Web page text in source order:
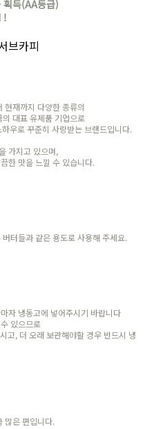
획득(AA등급)
!
재까지 다양한 종류의
대표 유제품 기업으로
우로 꾸준히 사랑받는 브랜드입니다.
가지고 있으며,
한 맛을 느낄 수 있습니다.
터들과 같은 용도로 사용해 주세요.
자 냉동고에 넣어주시기 바랍니다
있으므로
고, 더 오래 보관해야할 경우 반드시 냉
많은 편입니다.